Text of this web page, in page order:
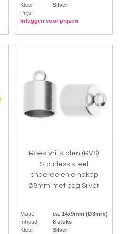
Kleur:
Silver
Prijs:
Inloggen voor prijzen
Roestvrij stalen (RVS)
Stainless steel
onderdelen eindkap
Ø8mm met oog Silver
Maat:
ca. 14x9mm (Ø3mm)
Inhoud:
8 stuks
Kleur:
Silver